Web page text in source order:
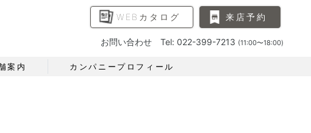
WEBカタログ 来店予約
お問い合わせ Tel: 022-399-7213 (11:00〜18:00)
案内 カンパニープロフィール